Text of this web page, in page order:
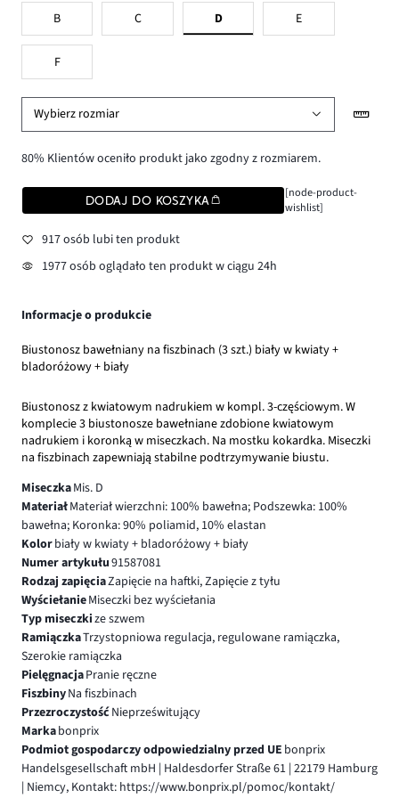
B C D E
F
Wybierz rozmiar
80% Klientów oceniło produkt jako zgodny z rozmiarem.
DODAJ DO KOSZYKA
[node-product-
wishlist]
917 osób lubi ten produkt
1977 osób oglądało ten produkt w ciągu 24h
Informacje o produkcie
Biustonosz bawełniany na fiszbinach (3 szt.) biały w kwiaty +
bladoróżowy + biały
Biustonosz z kwiatowym nadrukiem w kompl. 3-częściowym. W
komplecie 3 biustonosze bawełniane zdobione kwiatowym
nadrukiem i koronką w miseczkach. Na mostku kokardka. Miseczki
na fiszbinach zapewniają stabilne podtrzymywanie biustu.
MiseczkaMis. D
MateriałMateriał wierzchni: 100% bawełna; Podszewka: 100%
bawełna; Koronka: 90% poliamid, 10% elastan
Kolorbiały w kwiaty + bladoróżowy + biały
Numer artykułu91587081
Rodzaj zapięciaZapięcie na haftki, Zapięcie z tyłu
WyściełanieMiseczki bez wyściełania
Typ miseczkize szwem
RamiączkaTrzystopniowa regulacja, regulowane ramiączka,
Szerokie ramiączka
PielęgnacjaPranie ręczne
FiszbinyNa fiszbinach
PrzezroczystośćNieprześwitujący
Markabonprix
Podmiot gospodarczy odpowiedzialny przed UE bonprix
Handelsgesellschaft mbH | Haldesdorfer Straße 61 | 22179 Hamburg
| Niemcy, Kontakt: https://www.bonprix.pl/pomoc/kontakt/